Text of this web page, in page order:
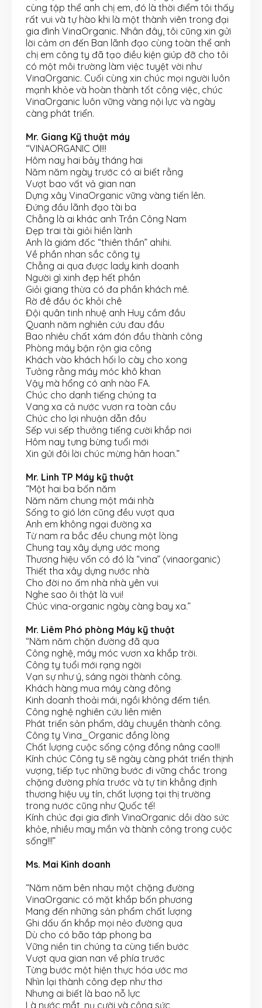
cùng tập thể anh chị em, đó là thời điểm tôi thấy
rất vui và tự hào khi là một thành viên trong đại
gia đình VinaOrganic. Nhân đây, tôi cũng xin gửi
lời cảm ơn đến Ban lãnh đạo cùng toàn thể anh
chị em công ty đã tạo điều kiện giúp đỡ cho tôi
có một môi trường làm việc tuyệt vời như
VinaOrganic. Cuối cùng xin chúc mọi người luôn
mạnh khỏe và hoàn thành tốt công việc, chúc
VinaOrganic luôn vững vàng nội lực và ngày
càng phát triển.
Mr. Giang Kỹ thuật máy
“VINAORGANIC ƠI!!!
Hôm nay hai bảy tháng hai
Năm năm ngày trước có ai biết rằng
Vượt bao vất vả gian nan
Dựng xây VinaOrganic vững vàng tiến lên.
Đứng đầu lãnh đạo tài ba
Chẳng là ai khác anh Trần Công Nam
Đẹp trai tài giỏi hiền lành
Anh là giám đốc “thiên thần” ahihi.
Về phần nhan sắc công ty
Chẳng ai qua được lady kinh doanh
Người gì xinh đẹp hết phần
Giỏi giang thừa có đa phần khách mê.
Rờ đê đầu óc khỏi chê
Đội quân tinh nhuệ anh Huy cầm đầu
Quanh năm nghiên cứu đau đầu
Bao nhiêu chất xám đón đầu thành công
Phòng máy bận rộn gia công
Khách vào khách hối lo cày cho xong
Tưởng rằng máy móc khô khan
Vậy mà hổng có anh nào FA.
Chúc cho danh tiếng chúng ta
Vang xa cả nước vươn ra toàn cầu
Chúc cho lợi nhuận dẫn đầu
Sếp vui sếp thưởng tiếng cười khắp nơi
Hôm nay tưng bừng tuổi mới
Xin gửi đôi lời chúc mừng hân hoan.”
Mr. Linh TP Máy kỹ thuật
“Một hai ba bốn năm
Năm năm chung một mái nhà
Sống to gió lớn cũng đều vượt qua
Anh em không ngại đường xa
Từ nam ra bắc đều chung một lòng
Chung tay xây dựng ước mong
Thương hiệu vốn có đó là “vina” (vinaorganic)
Thiết tha xây dựng nước nhà
Cho đời no ấm nhà nhà yên vui
Nghe sao ôi thật là vui!
Chúc vina-organic ngày càng bay xa.”
Mr. Liêm Phó phòng Máy kỹ thuật
“Năm năm chặn đường đã qua
Công nghệ, máy móc vươn xa khắp trời.
Công ty tuổi mới rạng ngời
Vạn sự như ý, sáng ngời thành công.
Khách hàng mua máy càng đông
Kinh doanh thoải mái, ngồi không đếm tiền.
Công nghệ nghiên cứu liên miên
Phát triển sản phẩm, dây chuyền thành công.
Công ty Vina_Organic đồng lòng
Chất lượng cuộc sống cộng đồng nâng cao!!!
Kính chúc Công ty sẽ ngày càng phát triển thịnh
vượng, tiếp tục những bước đi vững chắc trong
chặng đường phía trước và tự tin khẳng định
thương hiệu uy tín, chất lượng tại thị trường
trong nước cũng như Quốc tế!
Kính chúc đại gia đình VinaOrganic dồi dào sức
khỏe, nhiều may mắn và thành công trong cuộc
sống!!!”
Ms. Mai Kinh doanh
“Năm năm bên nhau một chặng đường
VinaOrganic có mặt khắp bốn phương
Mang đến những sản phẩm chất lượng
Ghi dấu ấn khắp mọi nẻo đường qua
Dù cho có bão táp phong ba
Vững niền tin chúng ta cùng tiến bước
Vượt qua gian nan về phía trước
Từng bước một hiện thực hóa ước mơ
Nhìn lại thành công đẹp như thơ
Nhưng ai biết là bao nỗ lực
Là nước mắt, nụ cười và công sức